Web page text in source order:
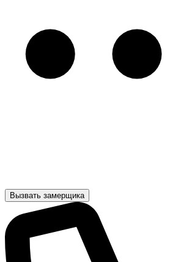
Вызвать замерщика